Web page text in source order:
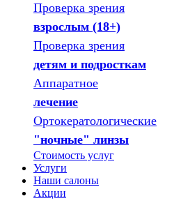
Проверка зрения
взрослым (18+)
Проверка зрения
детям и подросткам
Аппаратное
лечение
Ортокератологические
"ночные" линзы
Стоимость услуг
Услуги
Наши салоны
Акции